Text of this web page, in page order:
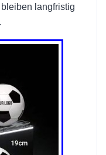
langfristig